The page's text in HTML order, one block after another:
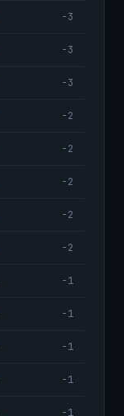
-3
-3
-3
-2
-2
-2
-2
-2
-1
-1
-1
-1
-1